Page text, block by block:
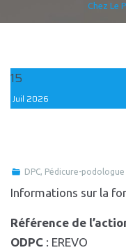
Chez Le
15
Juil 2026
DPC, Pédicure-podologue
Informations sur la
Référence de
ODPC : EREVO